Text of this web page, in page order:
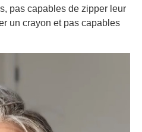
pas capables de zipper leur
un crayon et pas capables